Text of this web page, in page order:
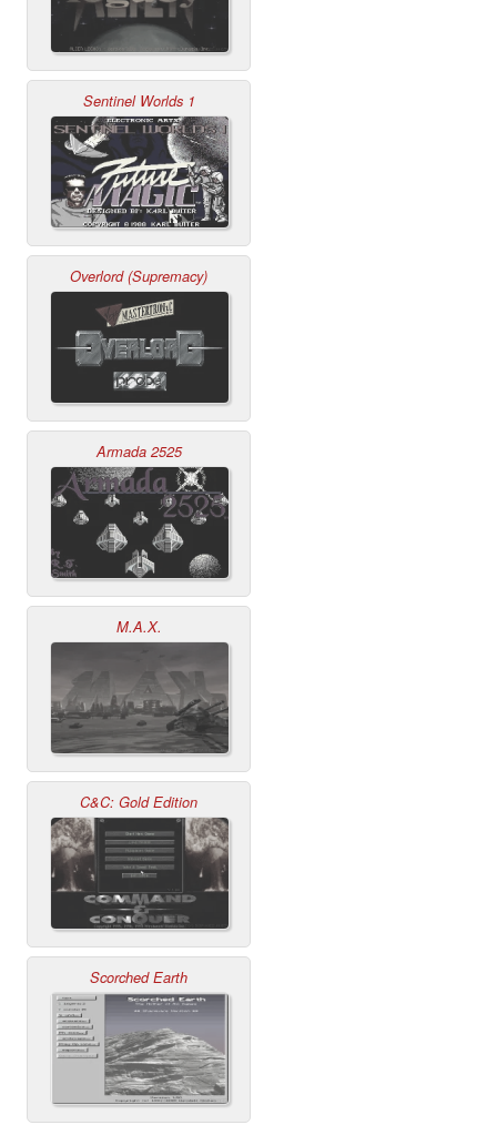
Sentinel Worlds 1
Overlord (Supremacy)
Armada 2525
M.A.X.
C&C: Gold Edition
Scorched Earth